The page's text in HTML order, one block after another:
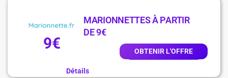
9€
MARIONNETTES À PARTIR
DE 9€
OBTENIR L'OFFRE
Détails